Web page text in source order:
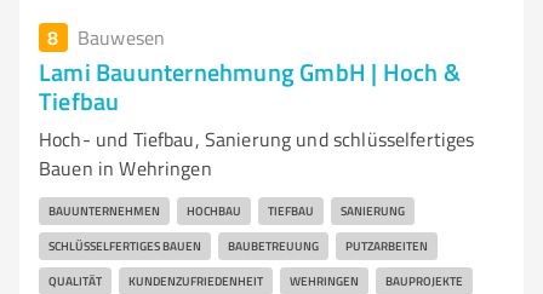
8 Bauwesen
Lami Bauunternehmung GmbH | Hoch &
Tiefbau
Hoch- und Tiefbau, Sanierung und schlüsselfertiges
Bauen in Wehringen
BAUUNTERNEHMEN HOCHBAU TIEFBAU SANIERUNG
SCHLÜSSELFERTIGES BAUEN BAUBETREUUNG PUTZARBEITEN
QUALITÄT KUNDENZUFRIEDENHEIT WEHRINGEN BAUPROJEKTE